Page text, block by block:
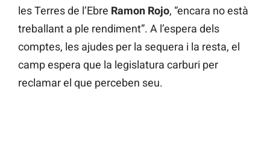
les Terres de l’Ebre Ramon Rojo, “encara no està
treballant a ple rendiment”. A l’espera dels
comptes, les ajudes per la sequera i la resta, el
camp espera que la legislatura carburi per
reclamar el que perceben seu.